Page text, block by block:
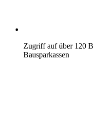
Zugriff auf über 120
Bausparkassen